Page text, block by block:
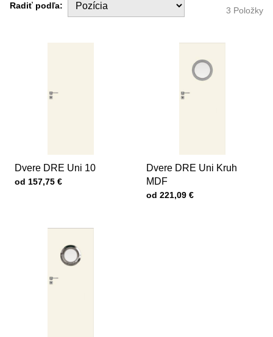
Radiť podľa: 3 Položky
Dvere DRE Uni 10
Cena s DPH
od 157,75 €
Dvere DRE Uni Kruh
MDF
Cena s DPH
od 221,09 €